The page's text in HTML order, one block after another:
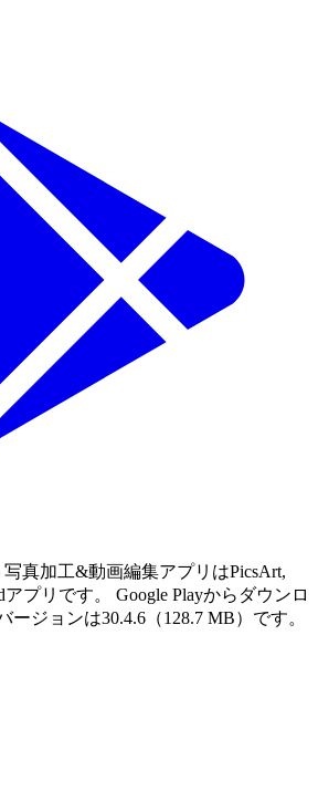
写真加工&動画編集アプリはPicsArt,
プリです。
Google Playからダウンロ
ージョンは30.4.6（128.7 MB）です。